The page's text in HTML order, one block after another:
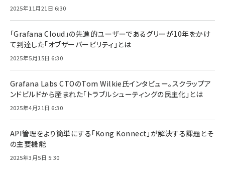
2025年11月21日 6:30
「Grafana Cloud」の先進的ユーザーであるグリーが10年をかけ
て到達した「オブザーバービリティ」とは
2025年5月15日 6:30
Grafana Labs CTOのTom Wilkie氏インタビュー。スクラップア
ンドビルドから産まれた「トラブルシューティングの民主化」とは
2025年4月21日 6:30
API管理をより簡単にする「Kong Konnect」が解決する課題とそ
の主要機能
2025年3月5日 5:30